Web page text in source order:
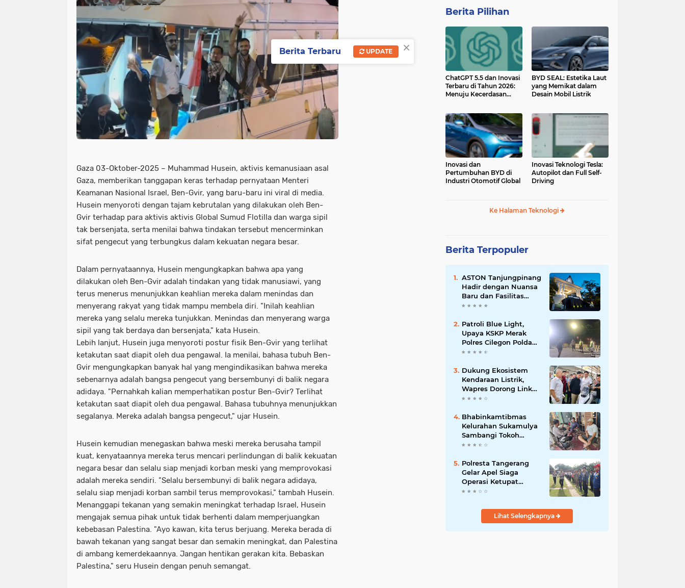
Gaza 03-Oktober-2025 – Muhammad Husein, aktivis kemanusiaan asal
Gaza, memberikan tanggapan keras terhadap pernyataan Menteri
Keamanan Nasional Israel, Ben-Gvir, yang baru-baru ini viral di media.
Husein menyoroti dengan tajam kebrutalan yang dilakukan oleh Ben-
Gvir terhadap para aktivis aktivis Global Sumud Flotilla dan warga sipil
tak bersenjata, serta menilai bahwa tindakan tersebut mencerminkan
sifat pengecut yang terbungkus dalam kekuatan negara besar.
Dalam pernyataannya, Husein mengungkapkan bahwa apa yang
dilakukan oleh Ben-Gvir adalah tindakan yang tidak manusiawi, yang
terus menerus menunjukkan keahlian mereka dalam menindas dan
menyerang rakyat yang tidak mampu membela diri. "Inilah keahlian
mereka yang selalu mereka tunjukkan. Menindas dan menyerang warga
sipil yang tak berdaya dan bersenjata," kata Husein.
Lebih lanjut, Husein juga menyoroti postur fisik Ben-Gvir yang terlihat
ketakutan saat diapit oleh dua pengawal. Ia menilai, bahasa tubuh Ben-
Gvir mengungkapkan banyak hal yang mengindikasikan bahwa mereka
sebenarnya adalah bangsa pengecut yang bersembunyi di balik negara
adidaya. "Pernahkah kalian memperhatikan postur Ben-Gvir? Terlihat
ketakutan saat diapit oleh dua pengawal. Bahasa tubuhnya menunjukkan
segalanya. Mereka adalah bangsa pengecut," ujar Husein.
Husein kemudian menegaskan bahwa meski mereka berusaha tampil
kuat, kenyataannya mereka terus mencari perlindungan di balik kekuatan
negara besar dan selalu siap menjadi korban meski yang memprovokasi
adalah mereka sendiri. "Selalu bersembunyi di balik negara adidaya,
selalu siap menjadi korban sambil terus memprovokasi," tambah Husein.
Menanggapi tekanan yang semakin meningkat terhadap Israel, Husein
mengajak semua pihak untuk tidak berhenti dalam memperjuangkan
kebebasan Palestina. "Ayo kawan, kita terus berjuang. Mereka berada di
bawah tekanan yang sangat besar dan semakin meningkat, dan Palestina
di ambang kemerdekaannya. Jangan hentikan gerakan kita. Bebaskan
Palestina," seru Husein dengan penuh semangat.
Berita Pilihan
ChatGPT 5.5 dan Inovasi
Terbaru di Tahun 2026:
Menuju Kecerdasan
BYD SEAL: Estetika Laut
yang Memikat dalam
Desain Mobil Listrik
Inovasi dan
Pertumbuhan BYD di
Industri Otomotif Global
Inovasi Teknologi Tesla:
Autopilot dan Full Self-
Driving
Ke Halaman Teknologi
Berita Terpopuler
ASTON Tanjungpinang
Hadir dengan Nuansa
Baru dan Fasilitas
Lengkap untuk
Patroli Blue Light,
Upaya KSKP Merak
Polres Cilegon Polda
Banten Tekan Aksi
Dukung Ekosistem
Kendaraan Listrik,
Wapres Dorong Link
and Match
Bhabinkamtibmas
Kelurahan Sukamulya
Sambangi Tokoh
Masyarakat, Perkuat
Kamtibmas
Polresta Tangerang
Gelar Apel Siaga
Operasi Ketupat
Maung 2026, 1.123
Diterjunkan
Lihat Selengkapnya
×
Berita Terbaru UPDATE